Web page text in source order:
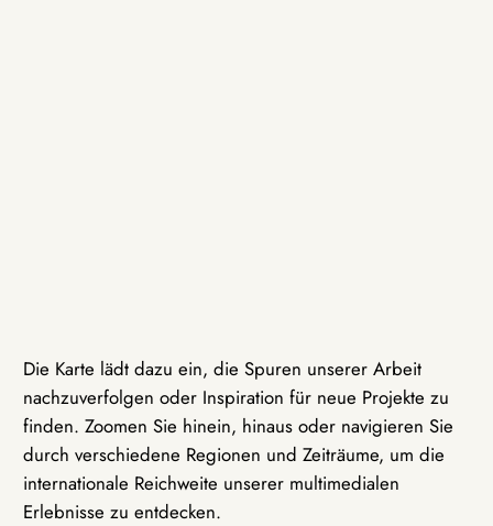
Die Karte lädt dazu ein, die Spuren unserer Arbeit
nachzuverfolgen oder Inspiration für neue Projekte zu
finden. Zoomen Sie hinein, hinaus oder navigieren Sie
durch verschiedene Regionen und Zeiträume, um die
internationale Reichweite unserer multimedialen
Erlebnisse zu entdecken.